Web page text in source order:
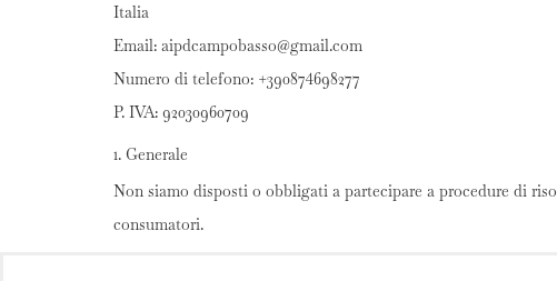
Italia
Email: aipdcampobasso@gmail.com
Numero di telefono: +390874698277
P. IVA: 92030960709
1. Generale
Non siamo disposti o obbligati a partecipare a procedure di
consumatori.